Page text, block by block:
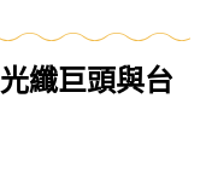
纖巨頭與台